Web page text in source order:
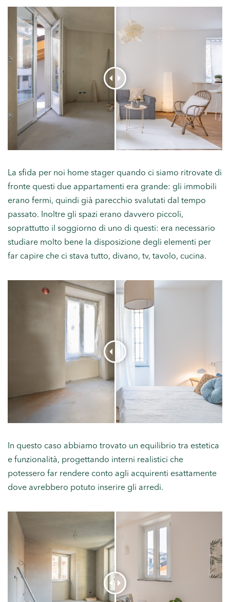
La sfida per noi home stager quando ci siamo ritrovate di
fronte questi due appartamenti era grande: gli immobili
erano fermi, quindi già parecchio svalutati dal tempo
passato. Inoltre gli spazi erano davvero piccoli,
soprattutto il soggiorno di uno di questi: era necessario
studiare molto bene la disposizione degli elementi per
far capire che ci stava tutto, divano, tv, tavolo, cucina.
In questo caso abbiamo trovato un equilibrio tra estetica
e funzionalità, progettando interni realistici che
potessero far rendere conto agli acquirenti esattamente
dove avrebbero potuto inserire gli arredi.